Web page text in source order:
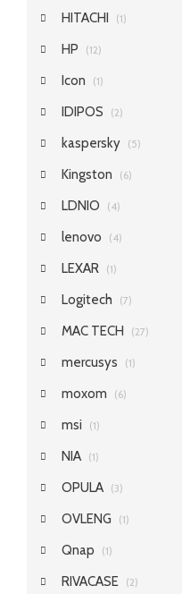
HITACHI (1)
HP (12)
Icon (1)
IDIPOS (2)
kaspersky (5)
Kingston (6)
LDNIO (4)
lenovo (4)
LEXAR (1)
Logitech (7)
MAC TECH (27)
mercusys (1)
moxom (6)
msi (1)
NIA (1)
OPULA (3)
OVLENG (1)
Qnap (1)
RIVACASE (2)